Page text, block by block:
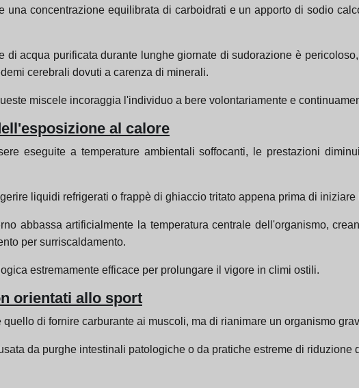
una concentrazione equilibrata di carboidrati e un apporto di sodio
di acqua purificata durante lunghe giornate di sudorazione è
cerebrali dovuti a carenza di minerali.
miscele incoraggia l'individuo a bere volontariamente e
al calore
eseguite a temperature ambientali soffocanti, le prestazioni
liquidi refrigerati o frappè di ghiaccio tritato appena prima di iniziare
abbassa artificialmente la temperatura centrale dell'organismo,
per surriscaldamento.
estremamente efficace per prolungare il vigore in climi ostili.
orientati allo sport
di fornire carburante ai muscoli, ma di rianimare un organismo
da purghe intestinali patologiche o da pratiche estreme di